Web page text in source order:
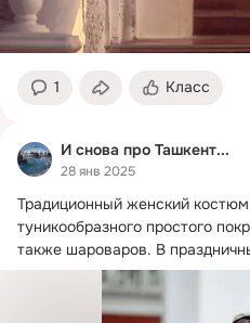
1 Класс
И снова про Ташкент...
28 янв 2025
Традиционный женский костюм
туникообразного простого
также шароваров. В